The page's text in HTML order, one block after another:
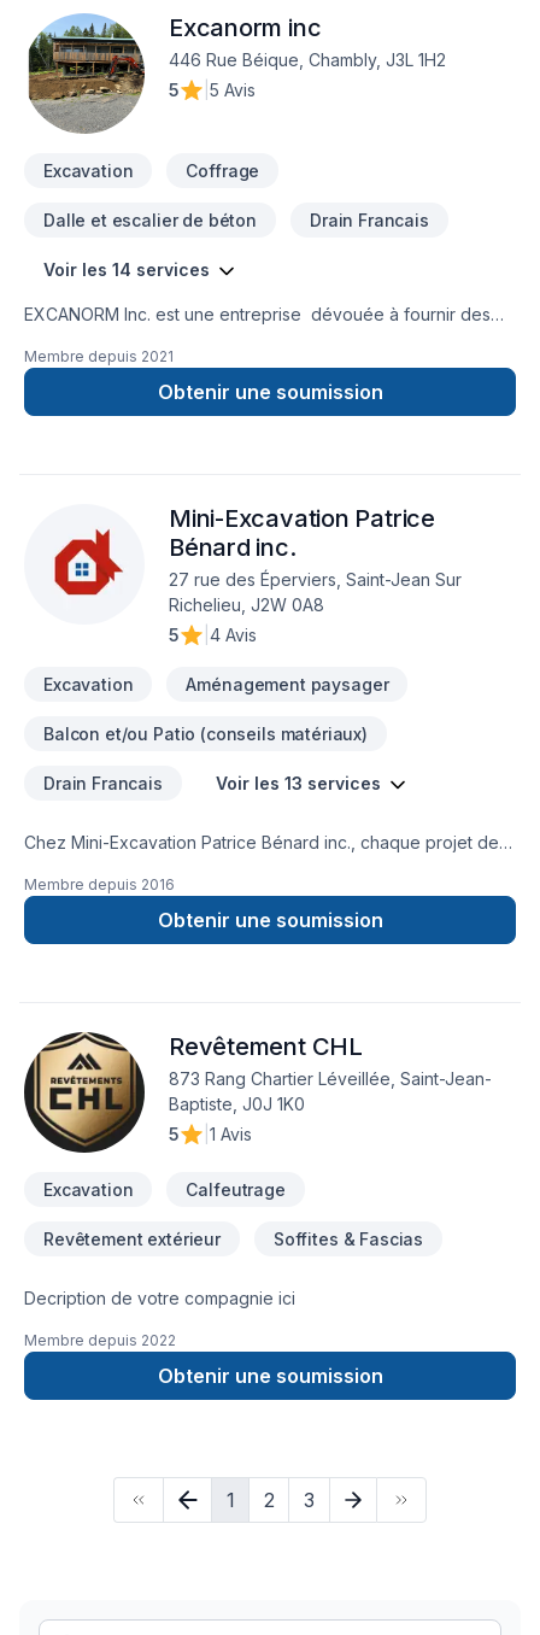
Excanorm inc
446 Rue Béique, Chambly, J3L 1H2
5
5 Avis
Excavation Coffrage
Dalle et escalier de béton Drain Francais
Voir les 14 services
EXCANORM Inc. est une entreprise dévouée à fournir des
pour les propriétaires résidentiels . Avec une équipe
expérimentée et hautement qualifiée, nous nous engageons
à offrir des solutions durables pour tous vos besoins en
Membre depuis 2021
Obtenir une soumission
Mini-Excavation Patrice
Bénard inc.
27 rue des Éperviers, Saint-Jean Sur
Richelieu, J2W 0A8
5
4 Avis
Excavation Aménagement paysager
Balcon et/ou Patio (conseils matériaux)
Drain Francais Voir les 13 services
Chez Mini-Excavation Patrice Bénard inc., chaque projet de
Muret, Pavage, Pavé uni, Paysagement, Tourbe, Transport
est l'occasion de démontrer notre engagement envers la
qualité et la satisfaction client à Eastern
Transformons ensemble vos idées en réalité. Contactez-nous
dès maintenant.
Membre depuis 2016
Obtenir une soumission
Revêtement CHL
873 Rang Chartier Léveillée, Saint-Jean-
Baptiste, J0J 1K0
5
1 Avis
Excavation Calfeutrage
Revêtement extérieur Soffites & Fascias
Decription de votre compagnie ici
Membre depuis 2022
Obtenir une soumission
1 2 3